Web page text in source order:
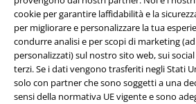
cookie per garantire laffidabilità e la
per migliorare e personalizzare la tua
condurre analisi e per scopi di marketing
personalizzati) sul nostro sito web, sui
terzi. Se i dati vengono trasferiti negli Stati
solo con partner che sono soggetti a una
sensi della normativa UE vigente e sono
A Warner Music